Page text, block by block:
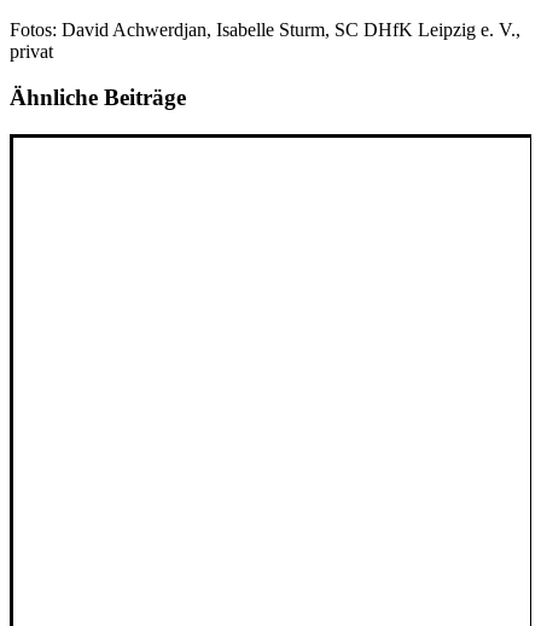
Fotos: David Achwerdjan, Isabelle Sturm, SC DHfK Leipzig e. V.,
privat
Ähnliche Beiträge